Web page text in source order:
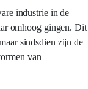
industrie in de
omhoog gingen. Dit
sindsdien zijn de
van